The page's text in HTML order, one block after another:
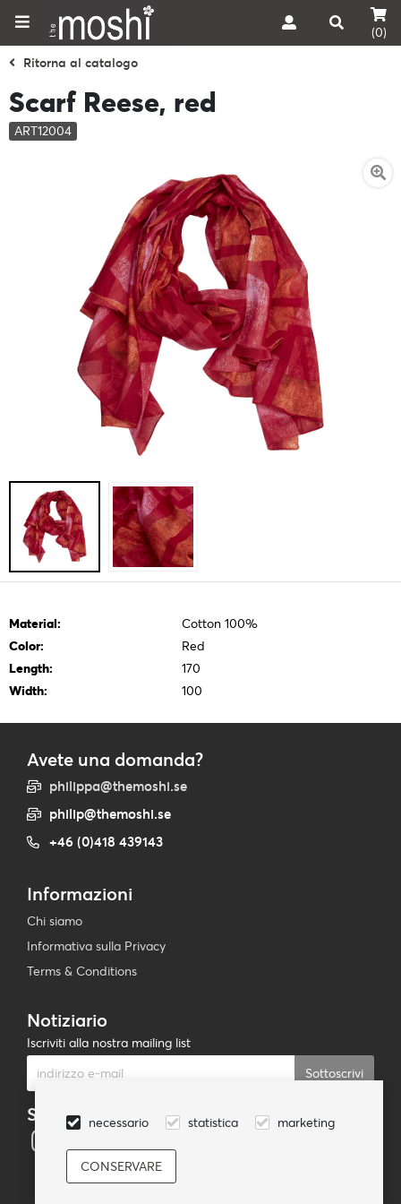
necessario statistica marketing
(0)
Ritorna al catalogo
Scarf Reese, red
ART12004
Material:
Cotton 100%
Color:
Red
Length:
170
Width:
100
Avete una domanda?
philippa@themoshi.se
philip@themoshi.se
+46 (0)418 439143
Informazioni
Chi siamo
Informativa sulla Privacy
Terms & Conditions
Notiziario
Iscriviti alla nostra mailing list
Sottoscrivi
Seguici